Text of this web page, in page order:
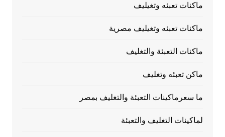
ماكنات تعبئه وتغيليف
ماكنات تعبئه وتغيليف مصرية
ماكنات التعبئة والتغليف
ماكن تعبئه وتغليف
ما سعرماكينات التعبئة والتغليف بمصر
لماكينات التغليف والتعبئة